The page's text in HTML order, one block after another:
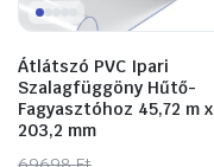
Átlátszó PVC Ipari
Szalagfüggöny Hűtő-
Fagyasztóhoz 45,72 m x
203,2 mm